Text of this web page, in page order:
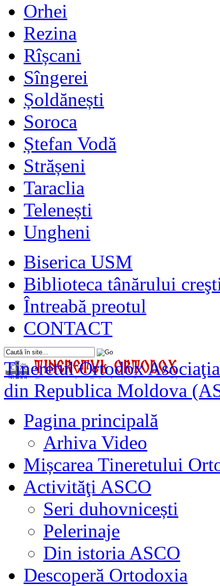
Orhei
Rezina
Rîșcani
Sîngerei
Șoldănești
Soroca
Ștefan Vodă
Strășeni
Taraclia
Telenești
Ungheni
Biserica USM
Biblioteca tânărului
Întreabă preotul
CONTACT
Tineretul Ortodox
din Republica Moldova
Pagina principală
Arhiva Video
Mișcarea Tineretului
Activităţi ASCO
Seri duhovnicești
Pelerinaje
Din istoria ASCO
Descoperă Ortodoxia